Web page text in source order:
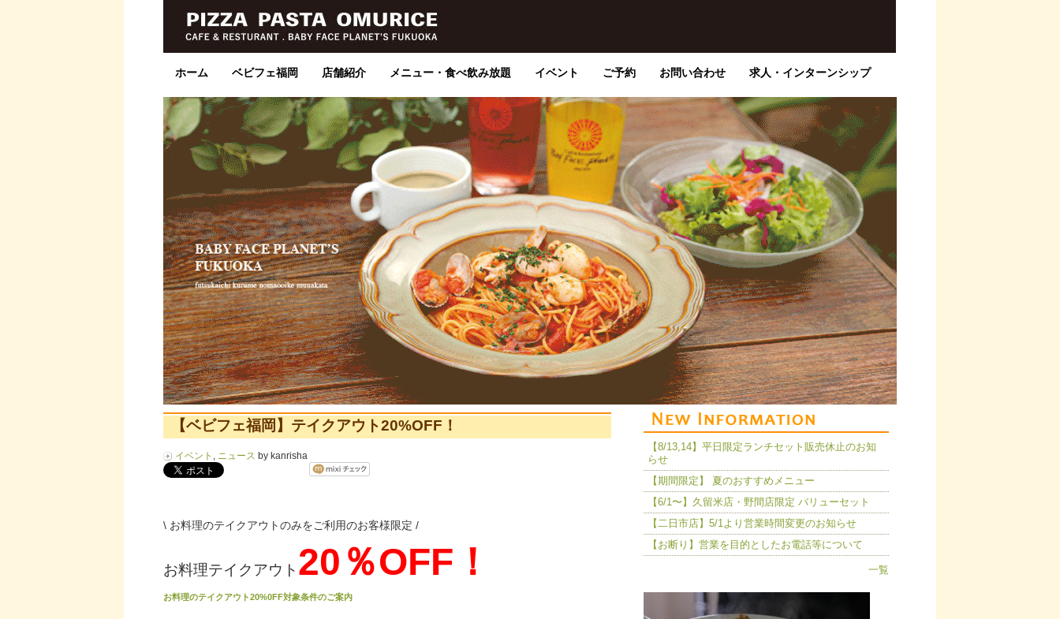
ホーム ベビフェ福岡 店舗紹介 メニュー・食べ飲み放題 イベント ご予約 お問い合わせ 求人・インターンシップ
【ベビフェ福岡】テイクアウト20%OFF！
イベント , ニュース by kanrisha
\ お料理のテイクアウトのみをご利用のお客様限定 /
お料理テイクアウト 20％OFF！
お料理のテイクアウト20%0FF対象条件のご案内
【8/13,14】平日限定ランチセット販売休止のお知
らせ
【期間限定】 夏のおすすめメニュー
【6/1〜】久留米店・野間店限定 バリューセット
【二日市店】5/1より営業時間変更のお知らせ
【お断り】営業を目的としたお電話等について
一覧